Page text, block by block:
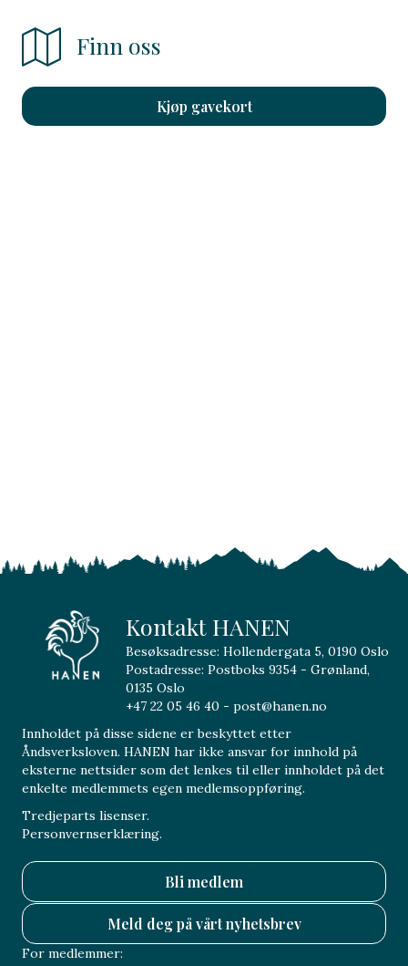
Finn oss
Kjøp gavekort
Kontakt HANEN
Besøksadresse: Hollendergata 5, 0190 Oslo
Postadresse: Postboks 9354 - Grønland,
0135 Oslo
+47 22 05 46 40 - post@hanen.no
Innholdet på disse sidene er beskyttet etter
Åndsverksloven. HANEN har ikke ansvar for innhold på
eksterne nettsider som det lenkes til eller innholdet på det
enkelte medlemmets egen medlemsoppføring.
Tredjeparts lisenser.
Personvernserklæring.
Bli medlem
Meld deg på vårt nyhetsbrev
For medlemmer: